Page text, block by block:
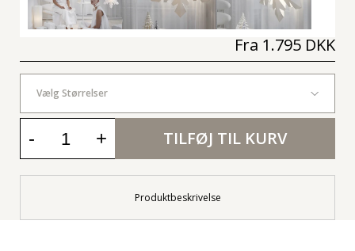
Fra 1.795 DKK
Vælg Størrelser
- + TILFØJ TIL KURV
Produktbeskrivelse